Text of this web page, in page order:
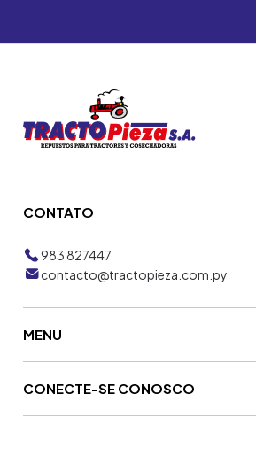
CONTATO
983 827447
contacto@tractopieza.com.py
MENU
CONECTE-SE CONOSCO